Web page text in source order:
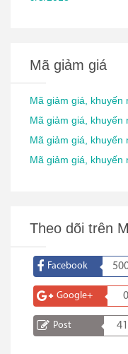
Mã giảm giá
Mã giảm giá, khuyến
Mã giảm giá, khuyến
Mã giảm giá, khuyến
Mã giảm giá, khuyến
Theo dõi trên
Facebook
Google+ 0
Post 41